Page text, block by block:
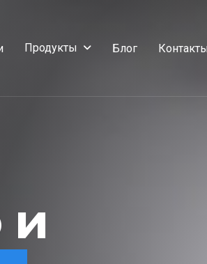
Продукты Блог Контакты
и